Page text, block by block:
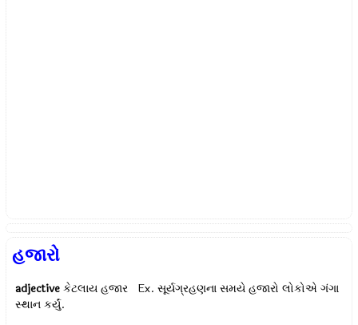
હજારો
adjective કેટલાય હજાર Ex.સૂર્યગ્રહણના સમયે હજારો લોકોએ ગંગા
સ્થાન કર્યું.